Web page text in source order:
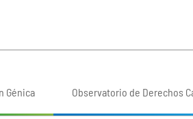
Génica Observatorio de Derechos